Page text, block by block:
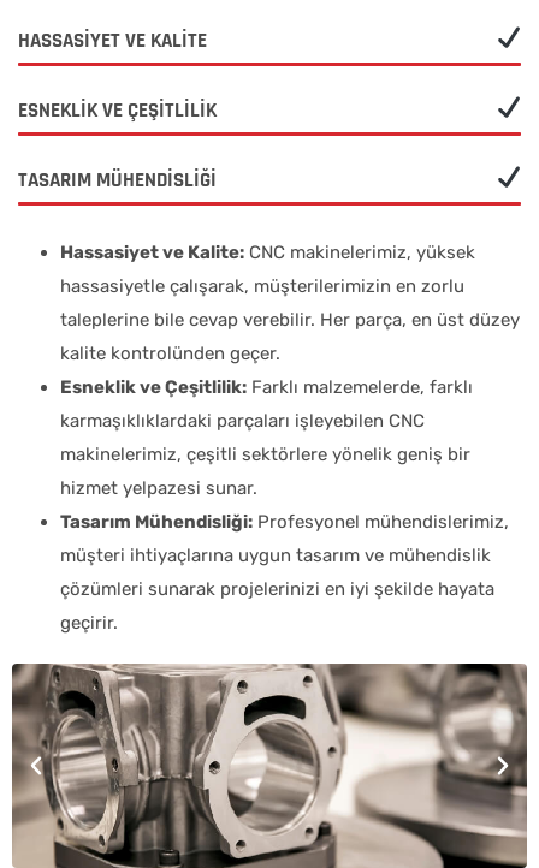
HASSASİYET VE KALİTE
ESNEKLİK VE ÇEŞİTLİLİK
TASARIM MÜHENDİSLİĞİ
Hassasiyet ve Kalite: CNC makinelerimiz, yüksek
hassasiyetle çalışarak, müşterilerimizin en zorlu
taleplerine bile cevap verebilir. Her parça, en üst düzey
kalite kontrolünden geçer.
Esneklik ve Çeşitlilik: Farklı malzemelerde, farklı
karmaşıklıklardaki parçaları işleyebilen CNC
makinelerimiz, çeşitli sektörlere yönelik geniş bir
hizmet yelpazesi sunar.
Tasarım Mühendisliği: Profesyonel mühendislerimiz,
müşteri ihtiyaçlarına uygun tasarım ve mühendislik
çözümleri sunarak projelerinizi en iyi şekilde hayata
geçirir.